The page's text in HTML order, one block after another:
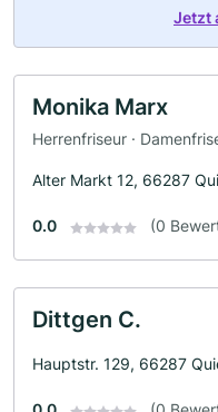
Jetzt
Monika Marx
Herrenfriseur ·
Alter Markt 12, 66287
0.0 (0
Dittgen C.
Hauptstr. 129, 66287